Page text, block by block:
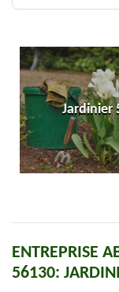
Jardinier
ENTREPRISE
56130: